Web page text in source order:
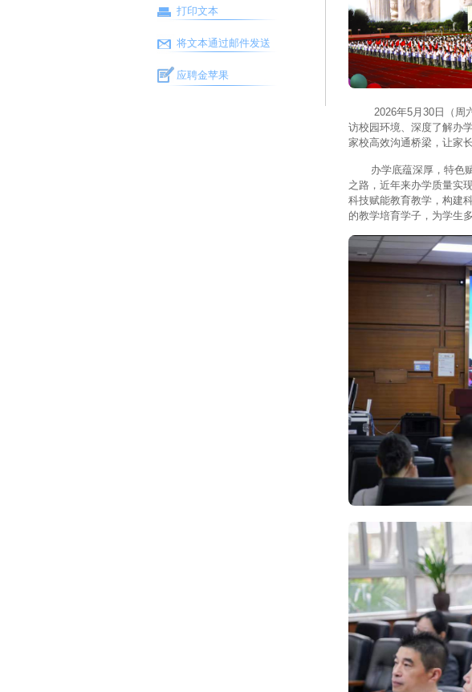
打印文本
将文本通过邮件发送
应聘金苹果
2026年5月30日（周六
访校园环境、深度了解办
家校高效沟通桥梁，让家
办学底蕴深厚，特色赋
之路，近年来办学质量实
科技赋能教育教学，构建
的教学培育学子，为学生